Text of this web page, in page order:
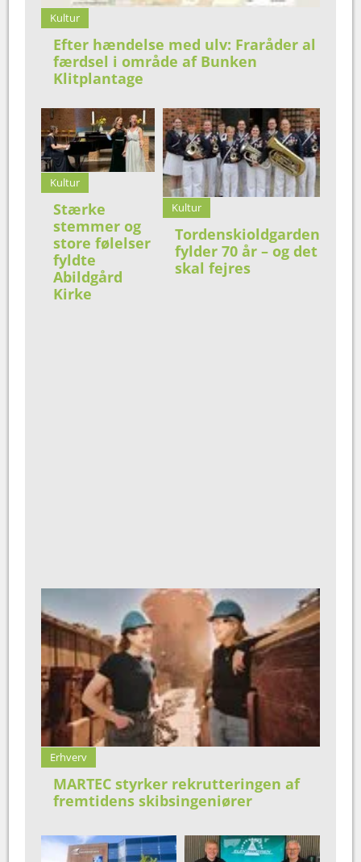
Kultur
Efter hændelse med ulv: Fraråder al
færdsel i område af Bunken
Klitplantage
Kultur
Stærke
stemmer og
store følelser
fyldte
Abildgård
Kirke
Kultur
Tordenskioldgarden
fylder 70 år – og det
skal fejres
Erhverv
MARTEC styrker rekrutteringen af
fremtidens skibsingeniører